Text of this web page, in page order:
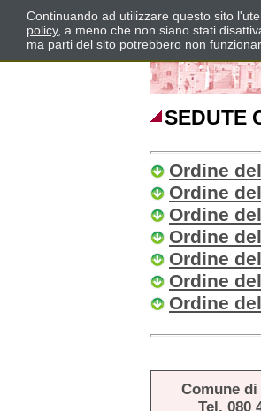
SEDUTE
Ordine
Ordine
Ordine
Ordine
Ordine
Ordine
Ordine
Comune
Tel. 080
Continuando ad utilizzare questo sito
policy, a meno che non siano stati
ma parti del sito potrebbero non